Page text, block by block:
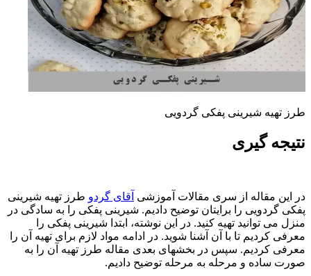
طرز تهیه شیرینی پفکی گردویی
نتیجه گیری
در این مقاله از سری مقالات آموزشی آقای گردو طرز تهیه شیرینی
پفکی گردویی را برایتان توضیح دادیم. شیرینی پفکی را به سادگی در
منزل می توانید تهیه کنید. در این نوشته، ابتدا شیرینی پفکی را
معرفی کردیم تا با آن آشنا شوید. در ادامه مواد لازم برای تهیه آن را
معرفی کردیم. سپس در بخشهای بعدی مقاله طرز تهیه آن را به
صورت ساده و مرحله به مرحله توضیح دادیم.